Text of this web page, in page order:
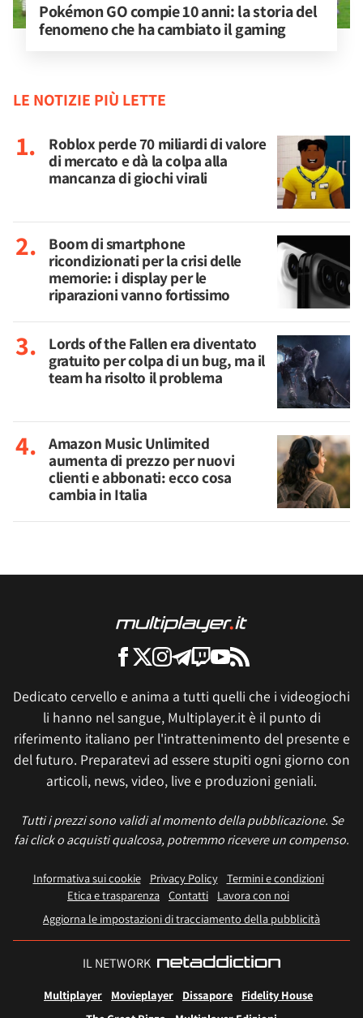
Pokémon GO compie 10 anni: la storia del
fenomeno che ha cambiato il gaming
LE NOTIZIE PIÙ LETTE
Roblox perde 70 miliardi di valore
di mercato e dà la colpa alla
mancanza di giochi virali
Boom di smartphone
ricondizionati per la crisi delle
memorie: i display per le
riparazioni vanno fortissimo
Lords of the Fallen era diventato
gratuito per colpa di un bug, ma il
team ha risolto il problema
Amazon Music Unlimited
aumenta di prezzo per nuovi
clienti e abbonati: ecco cosa
cambia in Italia
Dedicato cervello e anima a tutti quelli che i videogiochi
li hanno nel sangue, Multiplayer.it è il punto di
riferimento italiano per l'intrattenimento del presente e
del futuro. Preparatevi ad essere stupiti ogni giorno con
articoli, news, video, live e produzioni geniali.
Tutti i prezzi sono validi al momento della pubblicazione. Se
fai click o acquisti qualcosa, potremmo ricevere un compenso.
Informativa sui cookie Privacy Policy
Termini e condizioni
Etica e trasparenza Contatti
Lavora con noi
Aggiorna le impostazioni di tracciamento della pubblicità
IL NETWORK
Multiplayer Movieplayer Dissapore
Fidelity House